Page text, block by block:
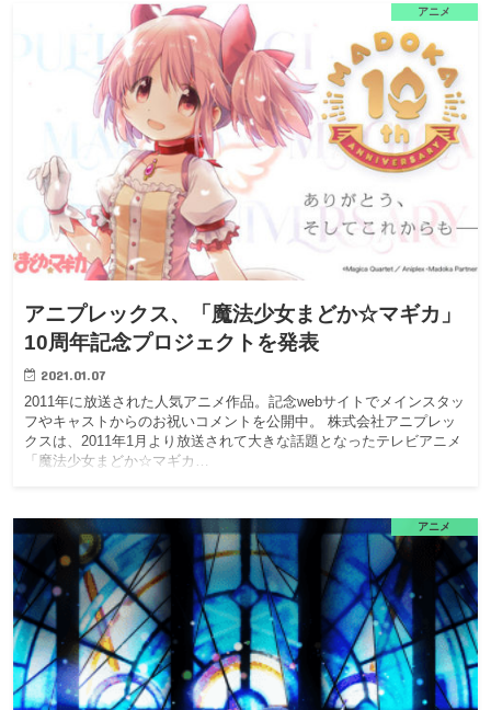
アニメ
アニプレックス、「魔法少女まどか☆マギカ」
10周年記念プロジェクトを発表
2021.01.07
2011年に放送された人気アニメ作品。記念webサイトでメインスタッ
フやキャストからのお祝いコメントを公開中。 株式会社アニプレッ
クスは、2011年1月より放送されて大きな話題となったテレビアニメ
「魔法少女まどか☆マギカ…
アニメ